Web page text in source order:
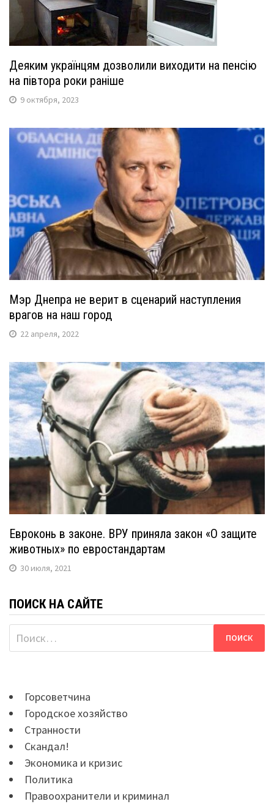
Деяким українцям дозволили виходити на пенсію
на півтора роки раніше
9 октября, 2023
Мэр Днепра не верит в сценарий наступления
врагов на наш город
22 апреля, 2022
Евроконь в законе. ВРУ приняла закон «О защите
животных» по евростандартам
30 июля, 2021
ПОИСК НА САЙТЕ
Найти:
Горсоветчина
Городское хозяйство
Странности
Скандал!
Экономика и кризис
Политика
Правоохранители и криминал